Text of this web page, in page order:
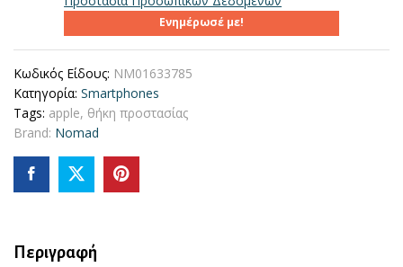
Ενημέρωσέ με!
Κωδικός Είδους: NM01633785
Κατηγορία: Smartphones
Tags: apple, θήκη προστασίας
Brand: Nomad
Περιγραφή